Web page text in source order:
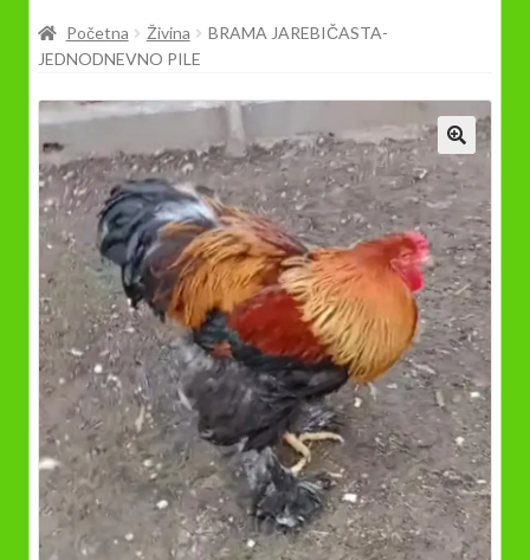
Prodavnica
Početna Živina
BRAMA JAREBIČASTA-
JEDNODNEVNO PILE